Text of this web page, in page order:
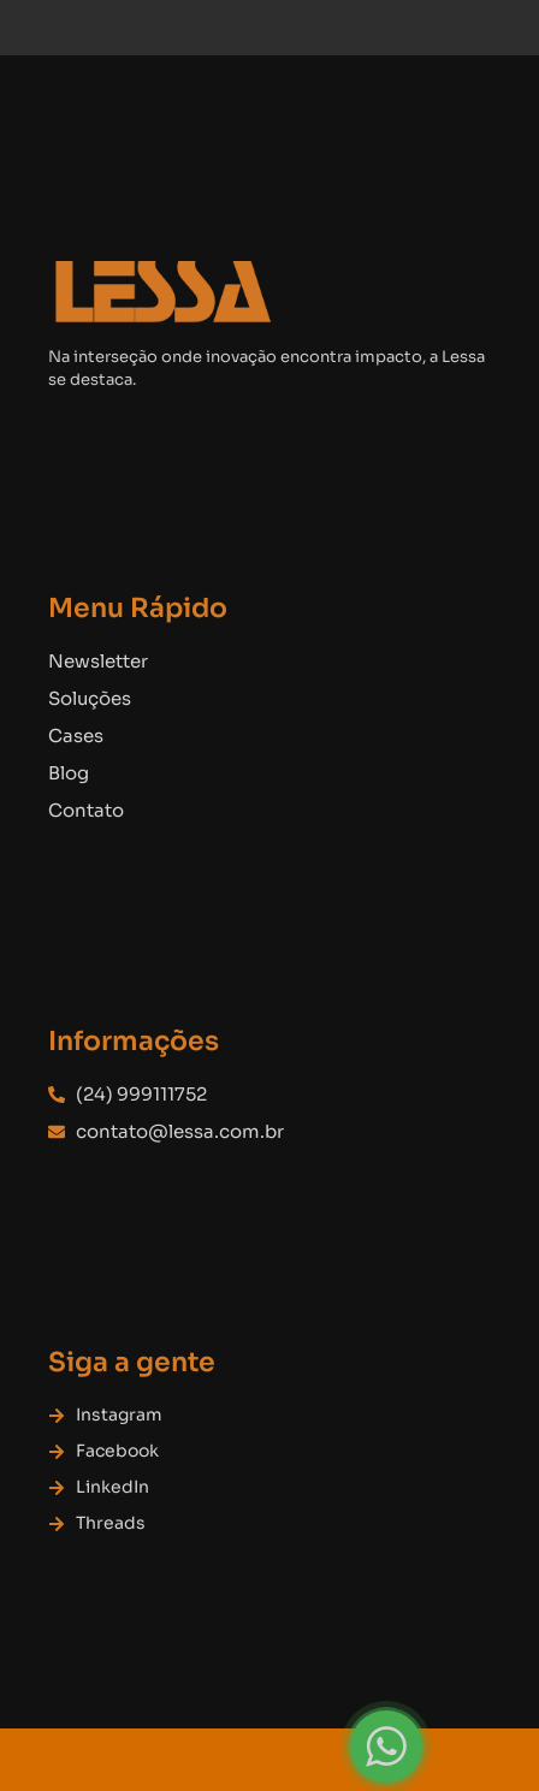
Na interseção onde inovação encontra impacto, a Lessa
se destaca.
Menu Rápido
Newsletter
Soluções
Cases
Blog
Contato
Informações
(24) 999111752
contato@lessa.com.br
Siga a gente
Instagram
Facebook
LinkedIn
Threads